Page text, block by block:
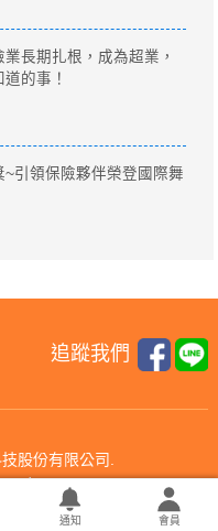
長期扎根，成為超業，
的事！
~引領保險夥伴榮登國際舞
追蹤我們
股份有限公司.